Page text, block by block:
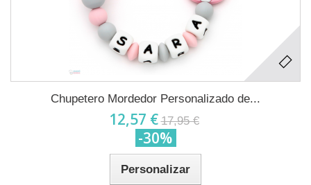
Chupetero Mordedor Personalizado de...
12,57 € 17,95 €
-30%
Personalizar